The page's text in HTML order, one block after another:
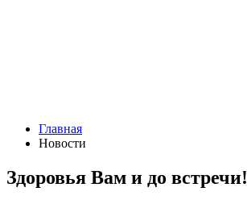
Главная
Новости
Здоровья Вам и до встречи!